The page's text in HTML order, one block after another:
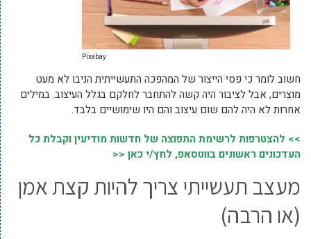
Pixabay
חשוב לומר כי פסי הייצור של המהפכה התעשייתית הניבו לא מעט
מוצרים, אבל לציבור היה קשה להתחבר לחלקם בגלל העיצוב. במילים
אחרות לא היה להם שום עיצוב והם היו שימושיים בלבד.
>> להצטרפות לרשימת התפוצה של חדשות מודיעין וקבלת כל
העדכונים ראשונים בווטסאפ, לחץ/י כאן <<
מעצב תעשייתי צריך להיות קצת אמן
(או הרבה)